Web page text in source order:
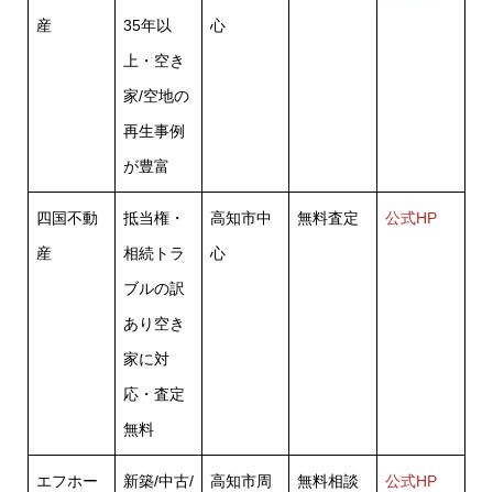
産
35年以
上・空き
家/空地の
再生事例
が豊富
心
四国不動
産
抵当権・
相続トラ
ブルの訳
あり空き
家に対
応・査定
無料
高知市中
心
無料査定 公式HP
エフホー
新築/中古/
高知市周
無料相談 公式HP